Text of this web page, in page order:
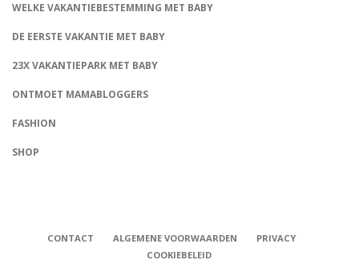
WELKE VAKANTIEBESTEMMING MET BABY
DE EERSTE VAKANTIE MET BABY
23X VAKANTIEPARK MET BABY
ONTMOET MAMABLOGGERS
FASHION
SHOP
CONTACT ALGEMENE VOORWAARDEN
PRIVACY
COOKIEBELEID